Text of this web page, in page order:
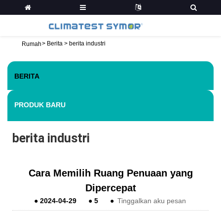
Rumah> Berita > berita industri
BERITA
PRODUK BARU
berita industri
Cara Memilih Ruang Penuaan yang
Dipercepat
● 2024-04-29 ● 5 ● Tinggalkan aku pesan